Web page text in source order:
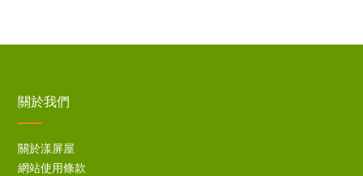
關於我們
關於漾屏屋
網站使用條款